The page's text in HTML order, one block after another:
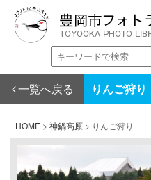
一覧へ戻る りんご狩り
HOME > 神鍋高原 > りんご狩り